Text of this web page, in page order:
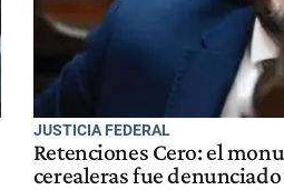
JUSTICIA FEDERAL
Retenciones Cero: el
cerealeras fue